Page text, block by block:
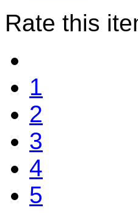
Rate this
1
2
3
4
5